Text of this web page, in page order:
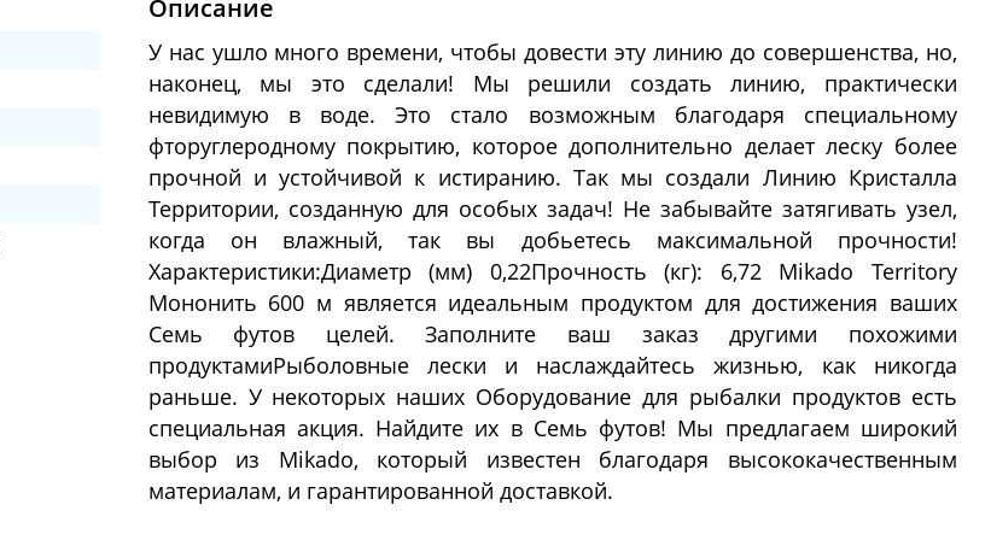
Описание
У нас ушло много времени, чтобы довести эту линию до совершенства, но,
наконец, мы это сделали! Мы решили создать линию, практически
невидимую в воде. Это стало возможным благодаря специальному
фторуглеродному покрытию, которое дополнительно делает леску более
прочной и устойчивой к истиранию. Так мы создали Линию Кристалла
Территории, созданную для особых задач! Не забывайте затягивать узел,
когда он влажный, так вы добьетесь максимальной прочности!
Характеристики:Диаметр (мм) 0,22Прочность (кг): 6,72 Mikado Territory
Мононить 600 м является идеальным продуктом для достижения ваших
Семь футов целей. Заполните ваш заказ другими похожими
продуктамиРыболовные лески и наслаждайтесь жизнью, как никогда
раньше. У некоторых наших Оборудование для рыбалки продуктов есть
специальная акция. Найдите их в Семь футов! Мы предлагаем широкий
выбор из Mikado, который известен благодаря высококачественным
материалам, и гарантированной доставкой.